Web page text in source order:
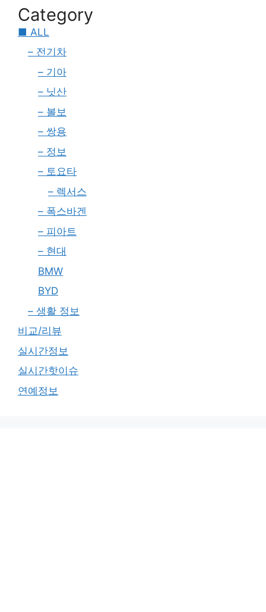
Category
■ ALL
– 전기차
– 기아
– 닛산
– 볼보
– 쌍용
– 정보
– 토요타
– 렉서스
– 폭스바겐
– 피아트
– 현대
BMW
BYD
– 생활 정보
비교/리뷰
실시간정보
실시간핫이슈
연예정보